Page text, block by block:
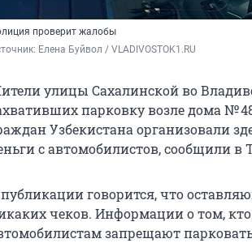
проверит жалобы
Елена Буйвол / VLADIVOSTOK1.RU
улицы Сахалинской во
парковку возле дома №
Узбекистана организовали
с автомобилистов, сообщили в
говорится, что
чеков. Информации о том,
запрещают